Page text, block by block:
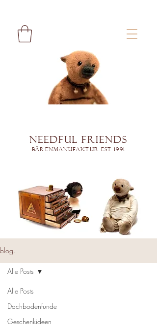
Needful Friends
Bärenmanufaktur est. 1991
blog.
Alle Posts
Dachbodenfunde
Geschenkideen
Alle Posts